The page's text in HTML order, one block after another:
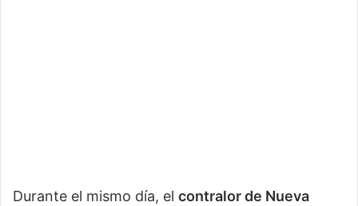
Durante el mismo día, el contralor de Nueva